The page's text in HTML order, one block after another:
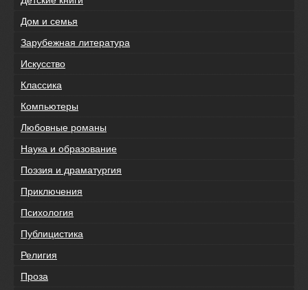
Дом и семья
Зарубежная литература
Искусство
Классика
Компьютеры
Любовные романы
Наука и образование
Поэзия и драматургия
Приключения
Психология
Публицистика
Религия
Проза